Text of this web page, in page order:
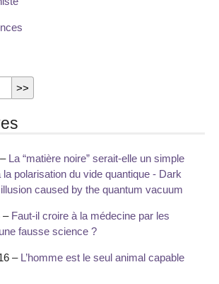
La “matière noire” serait-elle un simple
la polarisation du vide quantique - Dark
caused by the quantum vacuum
– Faut-il croire à la médecine par les
fausse science ?
– L’homme est le seul animal capable